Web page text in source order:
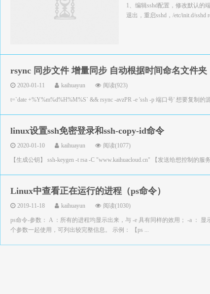
1、编辑sshd配置，修改默认的
退出，重启sshd，/etc/init.d/sshd
rsync 同步文件 增量同步 自动根据时间命名文件夹
2020-01-11 kaihuayun 阅读(923)
t=`date +%Y%m%d%H%M%S` && rsync -avzPR -e 'ssh -p 端口号' 想要复
linux设置ssh免密登录和ssh-copy-id命令
2020-01-10 kaihuayun 阅读(1077)
【生成公钥】 ssh-keygen -t rsa -C "www.kaihuacloud.cn" 【发送给想控制的
Linux中查看正在运行的进程（ps命令）
2019-11-18 kaihuayun 阅读(1030)
ps命令-参数： A ：所有的进程均显示出来，与 -e 具有同样的效用； -a ：
个参数一起使用，可列出较完整信息。 示例： 【ps ...